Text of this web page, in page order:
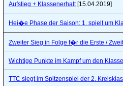
Aufstieg + Klassenerhalt[15.04.2019]
Hei�e Phase der Saison: 1. spielt um
Zweiter Sieg in Folge f�r die Erste /
Wichtige Punkte im Kampf um den
TTC siegt im Spitzenspiel der 2.